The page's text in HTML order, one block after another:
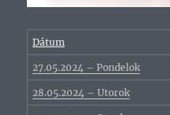
Dátum
27.05.2024 – Pondelok
28.05.2024 – Utorok